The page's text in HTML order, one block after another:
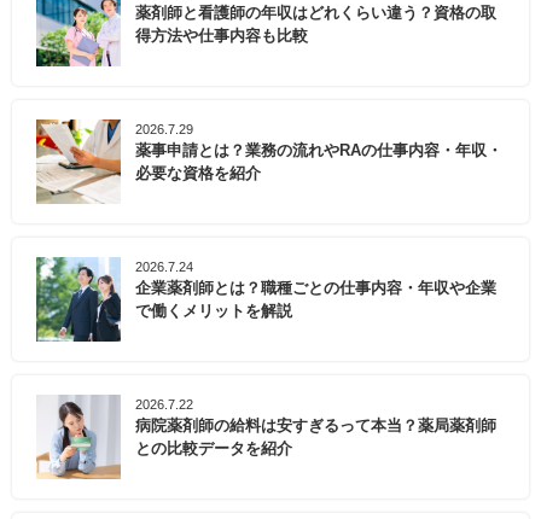
薬剤師と看護師の年収はどれくらい違う？資格の取
得方法や仕事内容も比較
2026.7.29
薬事申請とは？業務の流れやRAの仕事内容・年収・
必要な資格を紹介
2026.7.24
企業薬剤師とは？職種ごとの仕事内容・年収や企業
で働くメリットを解説
2026.7.22
病院薬剤師の給料は安すぎるって本当？薬局薬剤師
との比較データを紹介